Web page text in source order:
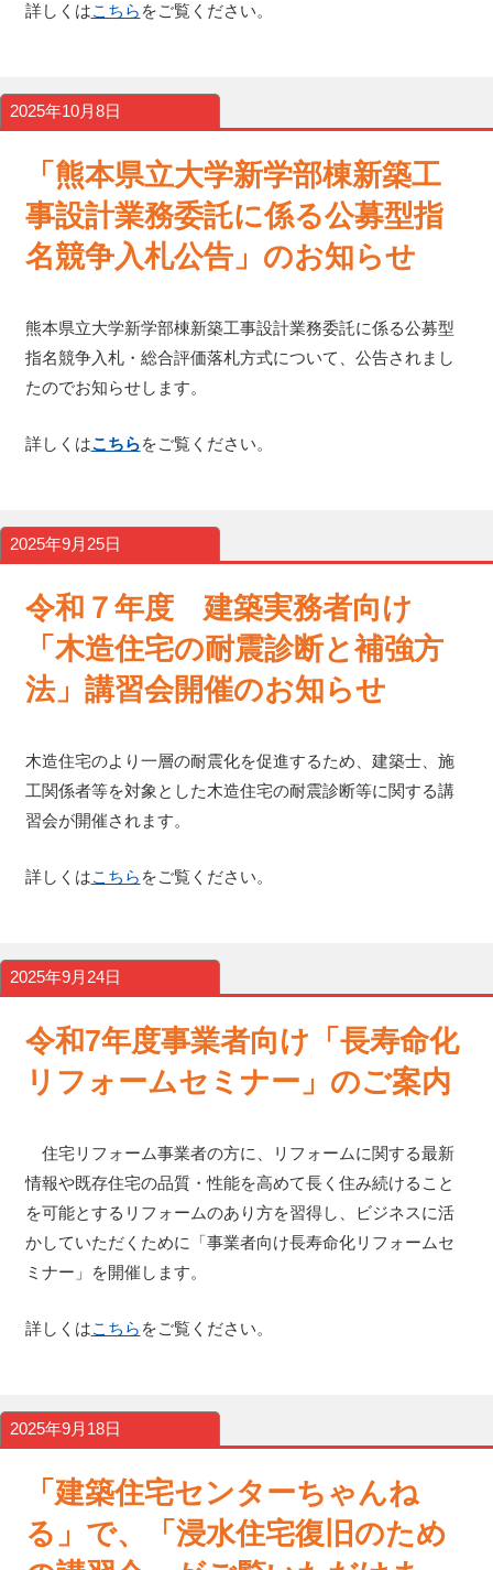
詳しくはこちら をご覧ください。
2025年10月8日
「熊本県立大学新学部棟新築工
事設計業務委託に係る公募型指
名競争入札公告」のお知らせ
熊本県立大学新学部棟新築工事設計業務委託に係る公募型
指名競争入札・総合評価落札方式について、公告されまし
たのでお知らせします。
詳しくはこちらをご覧ください。
2025年9月25日
令和７年度 建築実務者向け
「木造住宅の耐震診断と補強方
法」講習会開催のお知らせ
木造住宅のより一層の耐震化を促進するため、建築士、施
工関係者等を対象とした木造住宅の耐震診断等に関する講
習会が開催されます。
詳しくはこちら をご覧ください。
2025年9月24日
令和7年度事業者向け「長寿命化
リフォームセミナー」のご案内
住宅リフォーム事業者の方に、リフォームに関する最新
情報や既存住宅の品質・性能を高めて長く住み続けること
を可能とするリフォームのあり方を習得し、ビジネスに活
かしていただくために「事業者向け長寿命化リフォームセ
ミナー」を開催します。
詳しくはこちら をご覧ください。
2025年9月18日
「建築住宅センターちゃんね
る」で、「浸水住宅復旧のため